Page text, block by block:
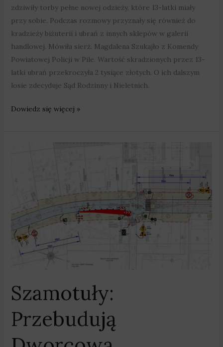
zdziwiły torby pełne nowej odzieży, które 13-latki miały
przy sobie. Podczas rozmowy przyznały się również do
kradzieży biżuterii i ubrań z innych sklepów w galerii
handlowej. Mówiła sierż. Magdalena Szukajło z Komendy
Powiatowej Policji w Pile. Wartość skradzionych przez 13-
latki ubrań przekroczyła 2 tysiące złotych. O ich dalszym
losie zdecyduje Sąd Rodzinny i Nieletnich.
Dowiedz się więcej »
Szamotuły:
Przebudują